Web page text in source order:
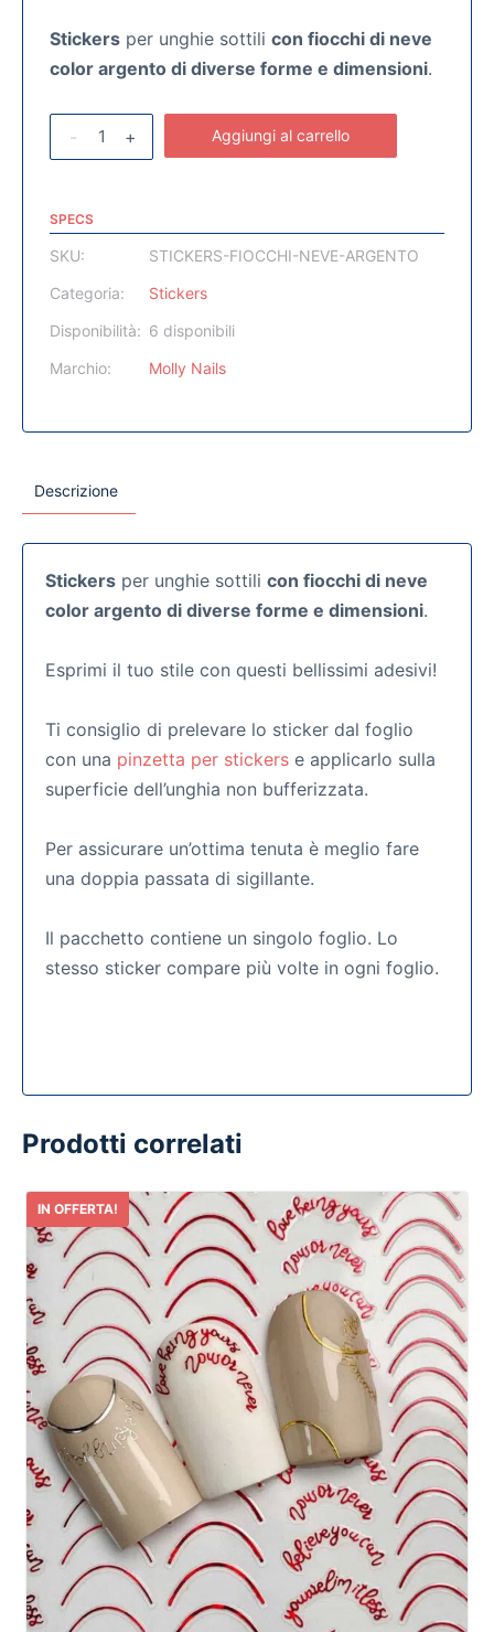
Stickers per unghie sottili con fiocchi di neve
color argento di diverse forme e dimensioni.
- + Aggiungi al carrello
SPECS
SKU:
STICKERS-FIOCCHI-NEVE-ARGENTO
Categoria:
Stickers
Disponibilità: 6 disponibili
Marchio:
Molly Nails
Descrizione
Stickers per unghie sottili con fiocchi di neve
color argento di diverse forme e dimensioni.
Esprimi il tuo stile con questi bellissimi adesivi!
Ti consiglio di prelevare lo sticker dal foglio
con una pinzetta per stickers e applicarlo sulla
superficie dell’unghia non bufferizzata.
Per assicurare un’ottima tenuta è meglio fare
una doppia passata di sigillante.
Il pacchetto contiene un singolo foglio. Lo
stesso sticker compare più volte in ogni foglio.
Prodotti correlati
IN OFFERTA!